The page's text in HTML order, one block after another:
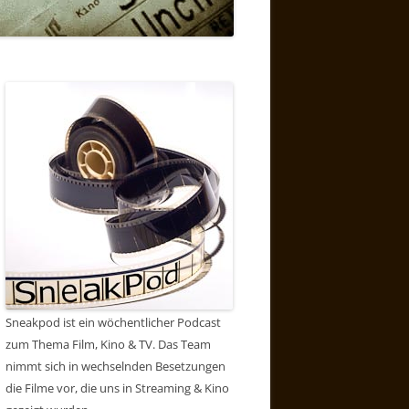
Sneakpod ist ein wöchentlicher Podcast
zum Thema Film, Kino & TV. Das Team
nimmt sich in wechselnden Besetzungen
die Filme vor, die uns in Streaming & Kino